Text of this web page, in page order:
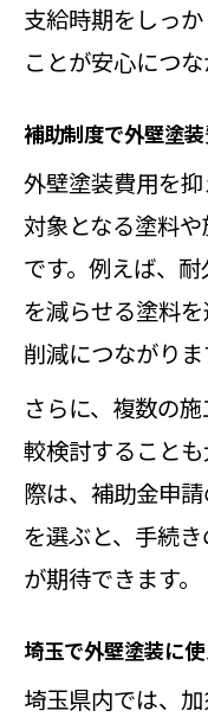
支給時期をしっ
ことが安心につな
補助制度で外壁塗
外壁塗装費用を
対象となる塗料
です。例えば、
を減らせる塗料
削減につながりま
さらに、複数の
較検討すること
際は、補助金申
を選ぶと、手続
が期待できます。
埼玉で外壁塗装に
埼玉県内では、